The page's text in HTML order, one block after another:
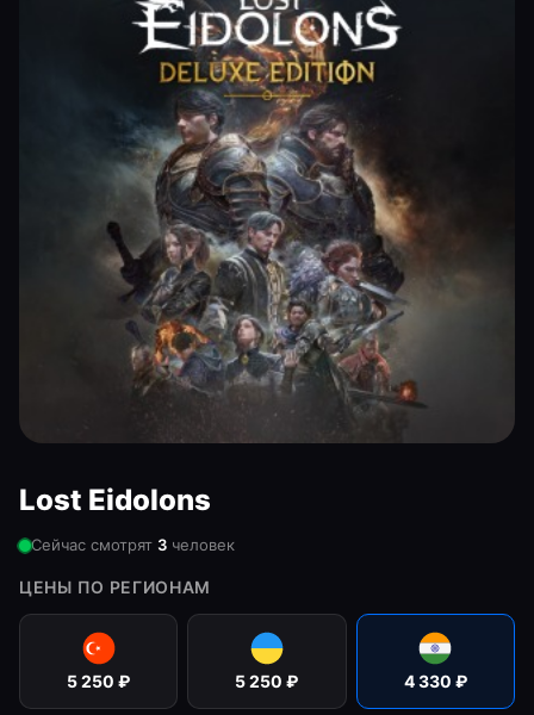
Lost Eidolons
Сейчас смотрят 3 человек
ЦЕНЫ ПО РЕГИОНАМ
5 250 ₽ 5 250 ₽ 4 330 ₽